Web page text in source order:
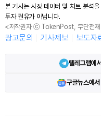
본 기사는 시장 데이터 및 차트 분석
투자 권유가 아닙니다.
<저작권자 ⓒ TokenPost, 무단전재
광고문의 기사제보 보도자
텔레그램에
구글뉴스에서